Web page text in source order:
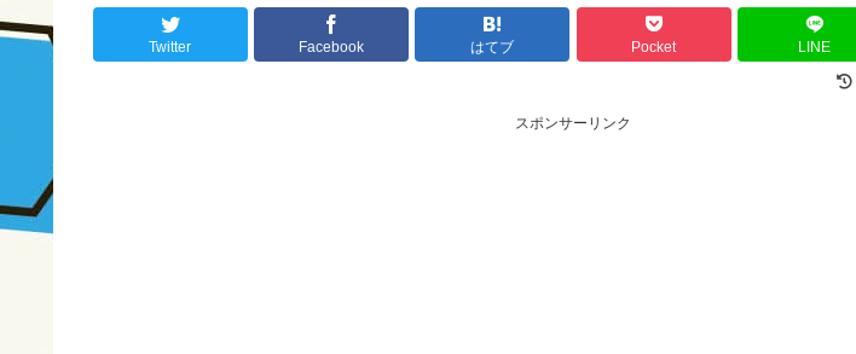
Twitter Facebook はてブ Pocket LINE
スポンサーリンク